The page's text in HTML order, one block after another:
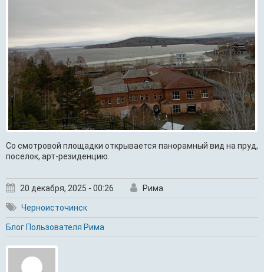
Со смотровой площадки открывается панорамный вид на пруд,
поселок, арт-резиденцию.
20 декабря, 2025 - 00:26 Рима
Черноисточинск
Блог Пользователя Рима